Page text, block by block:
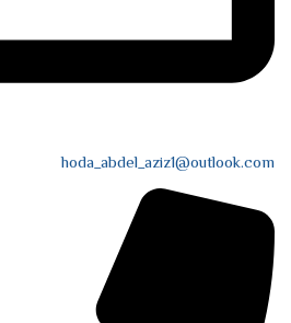
hoda_abdel_aziz1@outlook.com